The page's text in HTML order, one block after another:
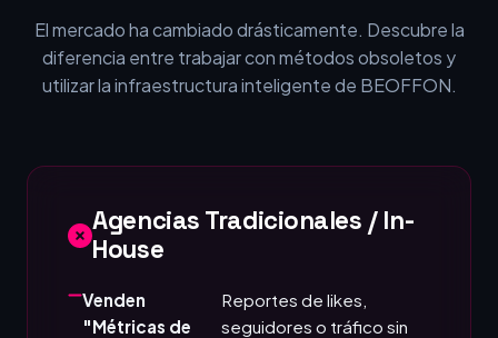
El mercado ha cambiado drásticamente. Descubre la
diferencia entre trabajar con métodos obsoletos y
utilizar la infraestructura inteligente de BEOFFON.
Agencias Tradicionales / In-
House
Venden
"Métricas de
Reportes de likes,
seguidores o tráfico sin